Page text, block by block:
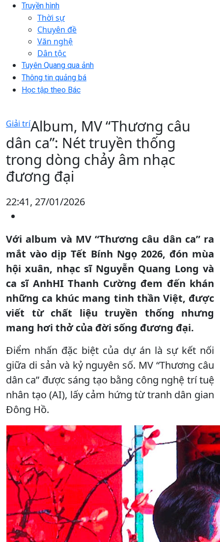
Truyền hình
Thời sự
Chuyên đề
Văn nghệ
Dân tộc
Tuyên Quang qua ảnh
Thông tin quảng bá
Học tập theo Bác
Giải tríAlbum, MV “Thương câu
dân ca”: Nét truyền thống
trong dòng chảy âm nhạc
đương đại
22:41, 27/01/2026
Với album và MV “Thương câu dân ca” ra
mắt vào dịp Tết Bính Ngọ 2026, đón mùa
hội xuân, nhạc sĩ Nguyễn Quang Long và
ca sĩ AnhHI Thanh Cường đem đến khán
những ca khúc mang tinh thần Việt, được
viết từ chất liệu truyền thống nhưng
mang hơi thở của đời sống đương đại.
Điểm nhấn đặc biệt của dự án là sự kết nối
giữa di sản và kỷ nguyên số. MV “Thương câu
dân ca” được sáng tạo bằng công nghệ trí tuệ
nhân tạo (AI), lấy cảm hứng từ tranh dân gian
Đông Hồ.